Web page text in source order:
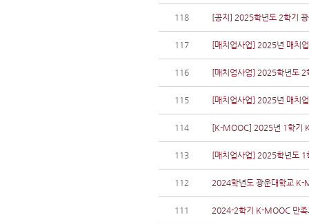
118 [공지] 2025학년도 2학기
117 [매치업사업] 2025년 매치
116 [매치업사업] 2025학년도 2
115 [매치업사업] 2025년 매치
114 [K-MOOC] 2025년 1학기
113 [매치업사업] 2025학년도 1
112 2024학년도 광운대학교 K-
111 2024-2학기 K-MOOC 만족